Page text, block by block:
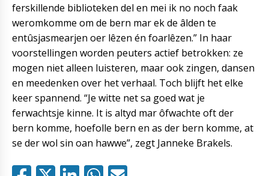
ferskillende biblioteken del en mei ik no noch faak
weromkomme om de bern mar ek de âlden te
entûsjasmearjen oer lêzen én foarlêzen.” In haar
voorstellingen worden peuters actief betrokken: ze
mogen niet alleen luisteren, maar ook zingen, dansen
en meedenken over het verhaal. Toch blijft het elke
keer spannend. “Je witte net sa goed wat je
ferwachtsje kinne. It is altyd mar ôfwachte oft der
bern komme, hoefolle bern en as der bern komme, at
se der wol sin oan hawwe”, zegt Janneke Brakels.